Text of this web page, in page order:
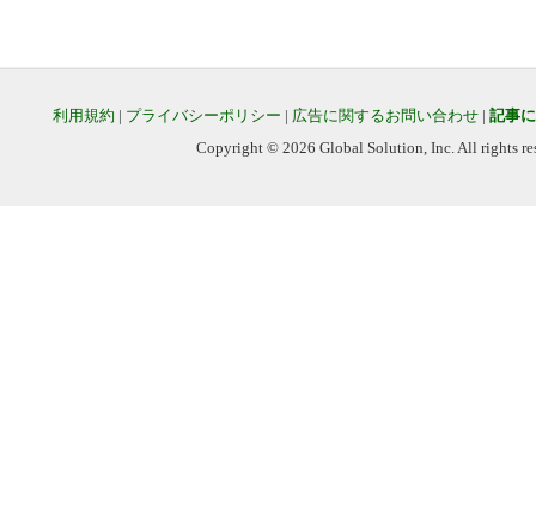
利用規約 | プライバシーポリシー | 広告に関するお問い合わせ | 記事
Copyright © 2026 Global Solution, Inc. All rights